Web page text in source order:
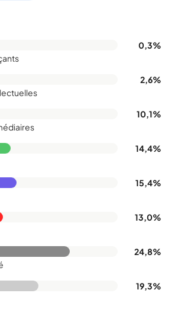
0,3%
2,6%
10,1%
14,4%
15,4%
13,0%
24,8%
19,3%